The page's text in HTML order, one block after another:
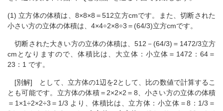
(1) 立方体の体積は、8×8×8＝512立方cmです。また、切断された
小さい方の立体の体積は、4×4÷2×8÷3＝(64/3)立方cmです。
切断された大きい方の立体の体積は、512－(64/3)＝1472/3立方
cmとなりますので、体積比は、大立体：小立体＝1472：64＝
23：1 です。
[別解] として、立方体の1辺を2として、比の数値で計算するこ
とも可能です。立方体の体積＝2×2×2＝8、小さい方の立体の体積
＝1×1÷2×2÷3＝1/3 より、体積比は、立方体：小立体＝8：1/3＝